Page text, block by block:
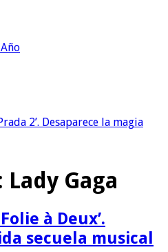
2’. Desaparece la magia
Lady Gaga
à Deux’.
secuela musical